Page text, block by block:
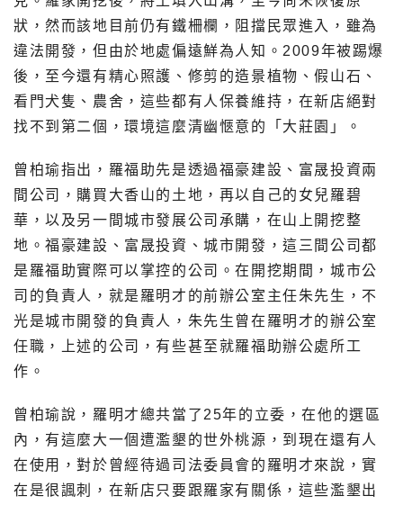
狀，然而該地目前仍有鐵柵欄，阻擋民眾進入，雖為
違法開發，但由於地處偏遠鮮為人知。2009年被踢爆
後，至今還有精心照護、修剪的造景植物、假山石、
看門犬隻、農舍，這些都有人保養維持，在新店絕對
找不到第二個，環境這麼清幽愜意的「大莊園」。
曾柏瑜指出，羅福助先是透過福豪建設、富晟投資兩
間公司，購買大香山的土地，再以自己的女兒羅碧
華，以及另一間城市發展公司承購，在山上開挖整
地。福豪建設、富晟投資、城市開發，這三間公司都
是羅福助實際可以掌控的公司。在開挖期間，城市公
司的負責人，就是羅明才的前辦公室主任朱先生，不
光是城市開發的負責人，朱先生曾在羅明才的辦公室
任職，上述的公司，有些甚至就羅福助辦公處所工
作。
曾柏瑜說，羅明才總共當了25年的立委，在他的選區
內，有這麼大一個遭濫墾的世外桃源，到現在還有人
在使用，對於曾經待過司法委員會的羅明才來說，實
在是很諷刺，在新店只要跟羅家有關係，這些濫墾出